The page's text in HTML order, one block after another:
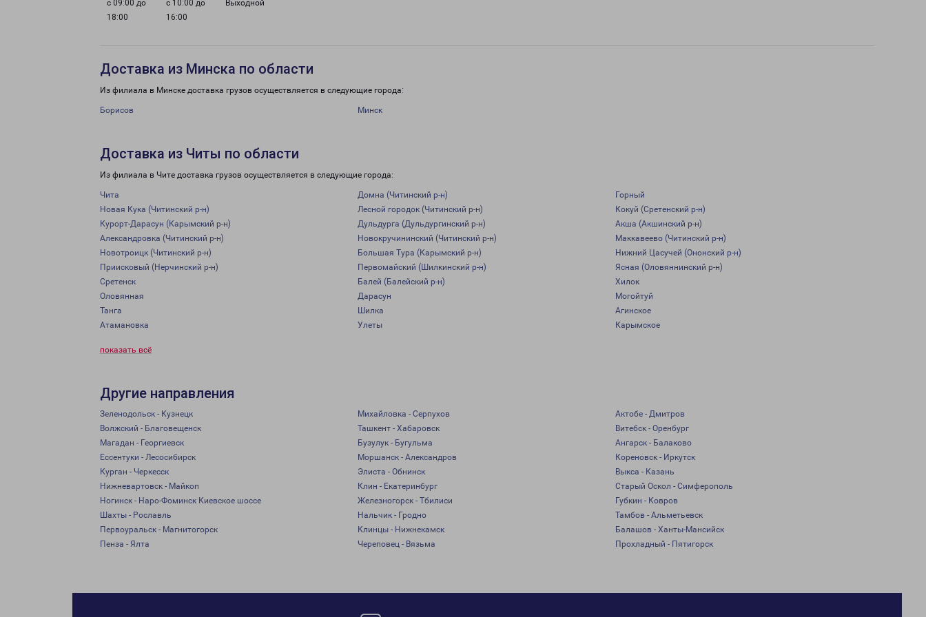
с 09:00 до
18:00
с 10:00 до
16:00
Выходной
Доставка из Минска по области
Из филиала в Минске доставка грузов осуществляется в следующие города:
Борисов Минск
Доставка из Читы по области
Из филиала в Чите доставка грузов осуществляется в следующие города:
Чита Домна (Читинский р-н)
Горный
Новая Кука (Читинский р-н)
Лесной городок (Читинский р-н)
Кокуй (Сретенский р-н)
Курорт-Дарасун (Карымский р-н)
Дульдурга (Дульдургинский р-н)
Акша (Акшинский р-н)
Александровка (Читинский р-н)
Новокручининский (Читинский р-н)
Маккавеево (Читинский р-н)
Новотроицк (Читинский р-н)
Большая Тура (Карымский р-н)
Нижний Цасучей (Ононский р-н)
Приисковый (Нерчинский р-н)
Первомайский (Шилкинский р-н)
Ясная (Оловяннинский р-н)
Сретенск
Балей (Балейский р-н)
Хилок
Оловянная
Дарасун
Могойтуй
Танга
Шилка
Агинское
Атамановка
Улеты Карымское
показать всё
Другие направления
Зеленодольск - Кузнецк Михайловка - Серпухов
Актобе - Дмитров
Волжский - Благовещенск
Ташкент - Хабаровск
Витебск - Оренбург
Магадан - Георгиевск
Бузулук - Бугульма
Ангарск - Балаково
Ессентуки - Лесосибирск
Моршанск - Александров
Кореновск - Иркутск
Курган - Черкесск
Элиста - Обнинск
Выкса - Казань
Нижневартовск - Майкоп
Клин - Екатеринбург
Старый Оскол - Симферополь
Ногинск - Наро-Фоминск Киевское шоссе
Железногорск - Тбилиси
Губкин - Ковров
Шахты - Рославль
Нальчик - Гродно
Тамбов - Альметьевск
Первоуральск - Магнитогорск
Клинцы - Нижнекамск
Балашов - Ханты-Мансийск
Пенза - Ялта
Череповец - Вязьма Прохладный - Пятигорск